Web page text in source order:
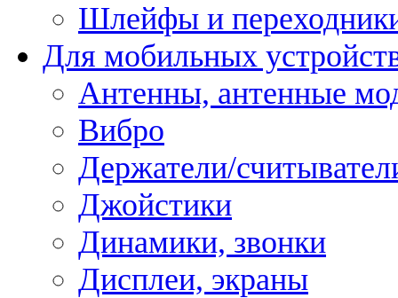
Шлейфы и
Для мобильных
Антенны, антенные
Вибро
Держатели/
Джойстики
Динамики, звонки
Дисплеи, экраны